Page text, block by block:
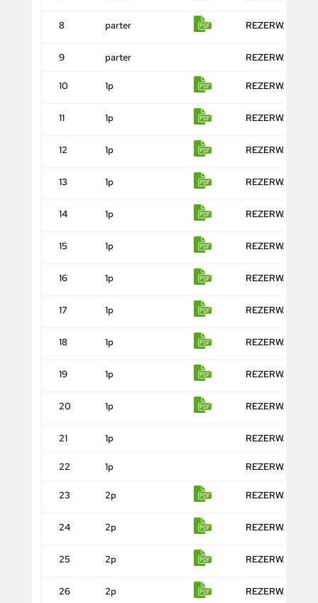
8 parter REZERWACJA
9 parter REZERWACJA
10 1p REZERWACJA
11 1p REZERWACJA
12 1p REZERWACJA
13 1p REZERWACJA
14 1p REZERWACJA
15 1p REZERWACJA
16 1p REZERWACJA
17 1p REZERWACJA
18 1p REZERWACJA
19 1p REZERWACJA
20 1p REZERWACJA
21 1p REZERWACJA
22 1p REZERWACJA
23 2p REZERWACJA
24 2p REZERWACJA
25 2p REZERWACJA
26 2p REZERWACJA